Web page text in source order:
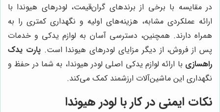
در مقایسه با برخی از برندهای گران‌قیمت، لودرهای هیوندا با
ارائه عملکردی مشابه، هزینه‌های اولیه و نگهداری کمتری را به
همراه دارند. همچنین، دسترسی آسان به لوازم یدکی و خدمات
پس از فروش، از دیگر مزایای لودرهای هیوندا است.پارت یدک
راهسازی با ارائه لوازم یدکی اصلی لودر هیوندا، به شما در حفظ و
نگهداری این ماشین‌آلات ارزشمند کمک می‌کند.
نکات ایمنی در کار با لودر هیوندا